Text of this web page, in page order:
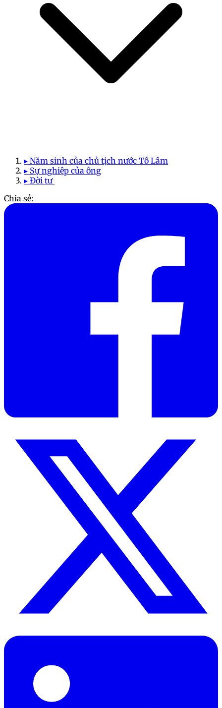
▸ Năm sinh của chủ tịch nước Tô Lâm
▸ Sự nghiệp của ông
▸ Đời tư
Chia sẻ: